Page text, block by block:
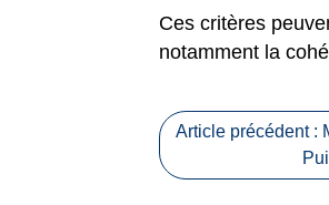
Ces critères
notamment la
Article précédent :